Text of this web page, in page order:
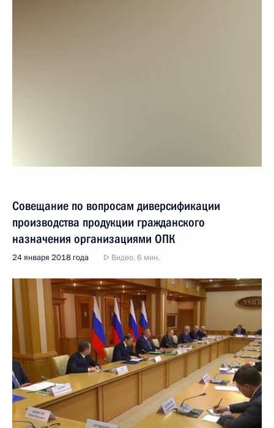
Совещание по вопросам диверсификации
производства продукции гражданского
назначения организациями ОПК
24 января 2018 года Видео, 6 мин.